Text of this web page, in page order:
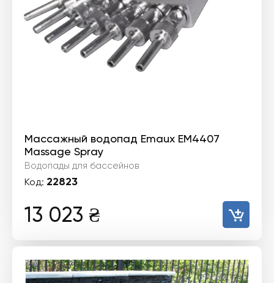
Массажный водопад Emaux EM4407
Massage Spray
Водопады для бассейнов
Код: 22823
13 023 ₴